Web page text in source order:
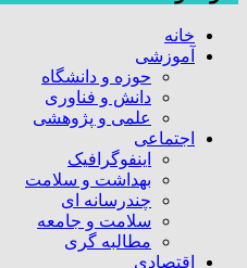
خانه
آموزشی
حوزه و دانشگاه
دانش و فناوری
علمی و پژوهشی
اجتماعی
اینفوگرافیک
بهداشت و سلامت
چندرسانه ای
سلامت و جامعه
مطالبه گری
اقتصادی